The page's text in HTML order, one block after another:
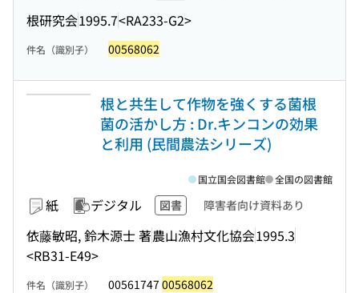
根研究会1995.7<RA233-G2>
件名（識別子） 00568062
根と共生して作物を強くする菌根
菌の活かし方 : Dr.キンコンの効果
と利用 (民間農法シリーズ)
紙 デジタル 図書 障害者向け資料あり
依藤敏昭, 鈴木源士 著農山漁村文化協会1995.3
<RB31-E49>
国立国会図書館 全国の図書館
件名（識別子） 00561747 00568062